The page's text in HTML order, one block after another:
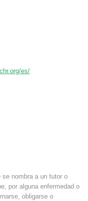
es/
se nombra a un tutor o
por alguna enfermedad o
obligarse o